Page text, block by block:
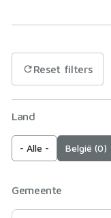
Reset filters
Land
- Alle - België (0)
Gemeente